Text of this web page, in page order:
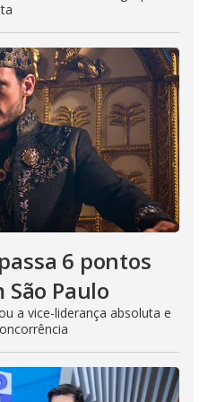
6 pontos
Paulo
a vice-liderança absoluta e